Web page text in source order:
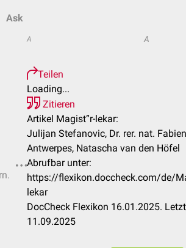
Ask
A A
Teilen
Loading...
Zitieren
Artikel Magist”r-lekar:
Julijan Stefanovic, Dr. rer. nat.
Antwerpes, Natascha van den Höfel
Abrufbar unter:
https://flexikon.doccheck.com/de/
lekar
DocCheck Flexikon 16.01.2025.
11.09.2025